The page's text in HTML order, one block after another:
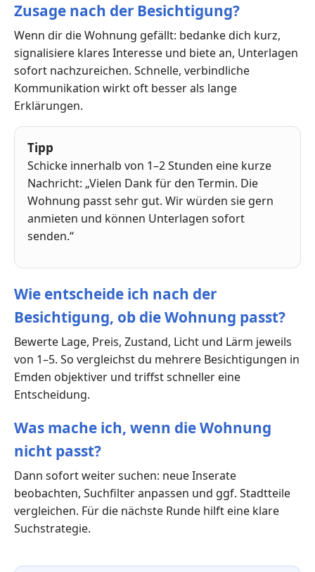
Zusage nach der Besichtigung?
Wenn dir die Wohnung gefällt: bedanke dich kurz,
signalisiere klares Interesse und biete an, Unterlagen
sofort nachzureichen. Schnelle, verbindliche
Kommunikation wirkt oft besser als lange
Erklärungen.
Tipp
Schicke innerhalb von 1–2 Stunden eine kurze
Nachricht: „Vielen Dank für den Termin. Die
Wohnung passt sehr gut. Wir würden sie gern
anmieten und können Unterlagen sofort
senden.“
Wie entscheide ich nach der
Besichtigung, ob die Wohnung passt?
Bewerte Lage, Preis, Zustand, Licht und Lärm jeweils
von 1–5. So vergleichst du mehrere Besichtigungen in
Emden objektiver und triffst schneller eine
Entscheidung.
Was mache ich, wenn die Wohnung
nicht passt?
Dann sofort weiter suchen: neue Inserate
beobachten, Suchfilter anpassen und ggf. Stadtteile
vergleichen. Für die nächste Runde hilft eine klare
Suchstrategie.